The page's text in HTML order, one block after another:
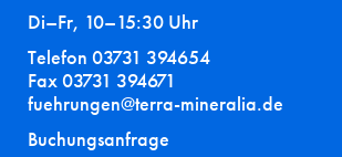
Di–Fr, 10–15:30 Uhr
Telefon 03731 394654
Fax 03731 394671
fuehrungen@terra-mineralia.de
Buchungsanfrage